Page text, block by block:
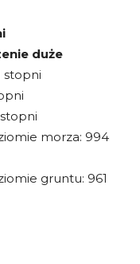
duże
stopni
morza: 994
gruntu: 961